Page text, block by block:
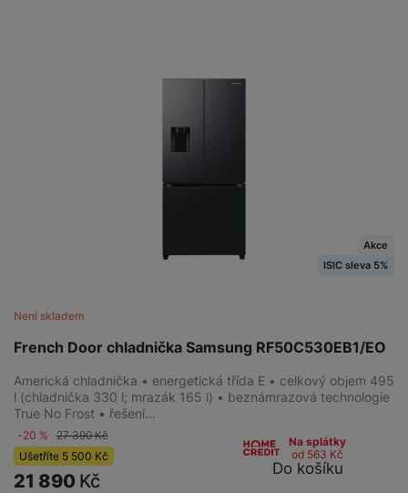
French Door chladnička Samsung RF50C530EB1/EO
Není skladem
Akce
ISIC sleva 5%
Americká chladnička • energetická třída E • celkový objem 495
l (chladnička 330 l; mrazák 165 l) • beznámrazová technologie
True No Frost • řešení…
-20 % 27 390Kč
Ušetříte 5 500 Kč
21 890 Kč
Na splátky
od 563 Kč
Do košíku